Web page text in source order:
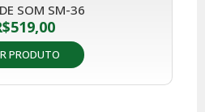
SOM SM-36
519,00
PRODUTO